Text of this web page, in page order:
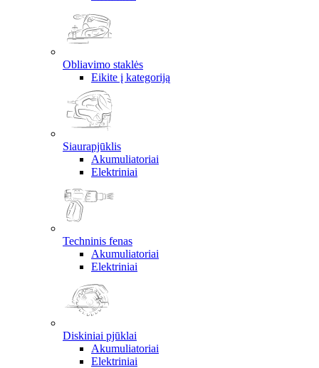
Obliavimo staklės
Eikite į kategoriją
Siaurapjūklis
Akumuliatoriai
Elektriniai
Techninis fenas
Akumuliatoriai
Elektriniai
Diskiniai pjūklai
Akumuliatoriai
Elektriniai